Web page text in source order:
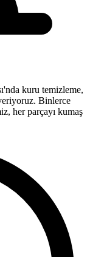
kuru temizleme,
Binlerce
her parçayı kumaş